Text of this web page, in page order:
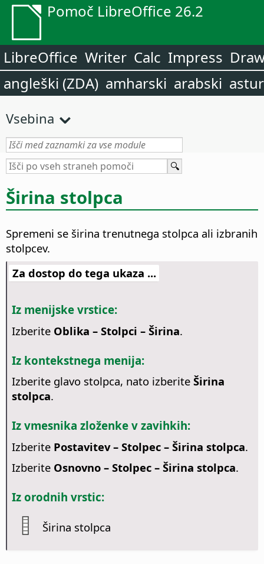
Pomoč LibreOffice 26.2
LibreOffice Writer Calc Impress
angleški (ZDA) amharski arabski
Vsebina
Širina stolpca
Spremeni se širina trenutnega stolpca ali izbranih
stolpcev.
Za dostop do tega ukaza ...
Iz menijske vrstice:
Izberite Oblika – Stolpci – Širina.
Iz kontekstnega menija:
Izberite glavo stolpca, nato izberite Širina
stolpca.
Iz vmesnika zloženke v zavihkih:
Izberite Postavitev – Stolpec – Širina stolpca.
Izberite Osnovno – Stolpec – Širina stolpca.
Iz orodnih vrstic:
Širina stolpca